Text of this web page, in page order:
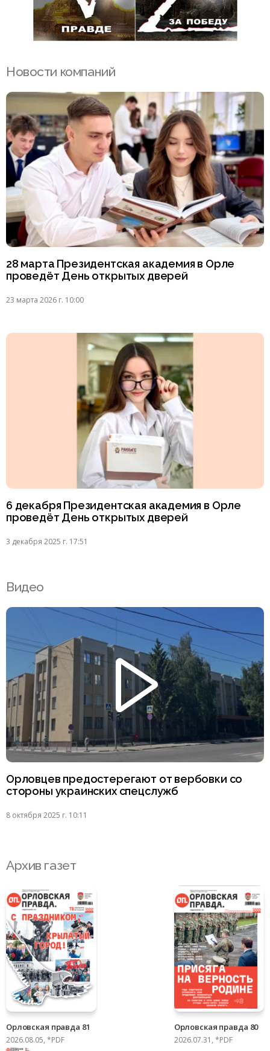
Новости компаний
28 марта Президентская академия в Орле
проведёт День открытых дверей
23 марта 2026 г. 10:00
6 декабря Президентская академия в Орле
проведёт День открытых дверей
3 декабря 2025 г. 17:51
Видео
Орловцев предостерегают от вербовки со
стороны украинских спецслужб
8 октября 2025 г. 10:11
Архив газет
Орловская правда 81
2026.08.05, *PDF
Орловская правда 80
2026.07.31, *PDF